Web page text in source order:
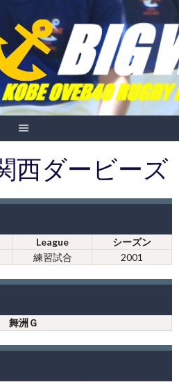
関西ダービーズ
League
シーズン
練習試合 2001
舞洲Ｇ